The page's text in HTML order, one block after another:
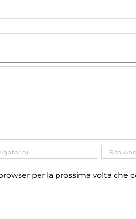
per la prossima volta che